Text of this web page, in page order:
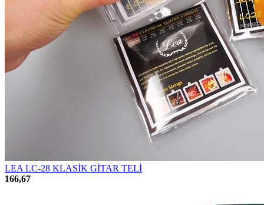
LEA LC-28 KLASİK GİTAR TELİ
166,67